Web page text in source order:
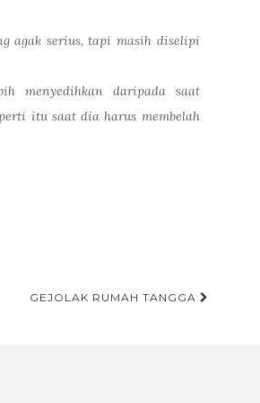
agak serius, tapi masih diselipi
menyedihkan daripada saat
itu saat dia harus membelah
GEJOLAK RUMAH TANGGA